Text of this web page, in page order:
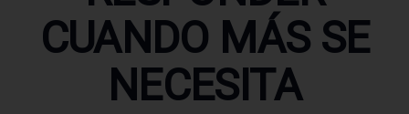
CUANDO MÁS SE
NECESITA